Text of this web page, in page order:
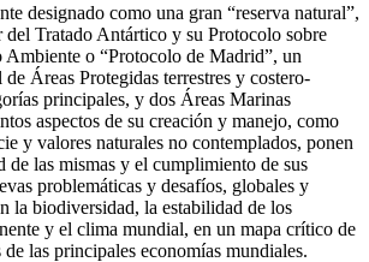
designado como una gran “reserva natural”,
del Tratado Antártico y su Protocolo sobre
o “Protocolo de Madrid”, un
Áreas Protegidas terrestres y costero-
principales, y dos Áreas Marinas
aspectos de su creación y manejo, como
y valores naturales no contemplados, ponen
de las mismas y el cumplimiento de sus
problemáticas y desafíos, globales y
la biodiversidad, la estabilidad de los
y el clima mundial, en un mapa crítico de
las principales economías mundiales.